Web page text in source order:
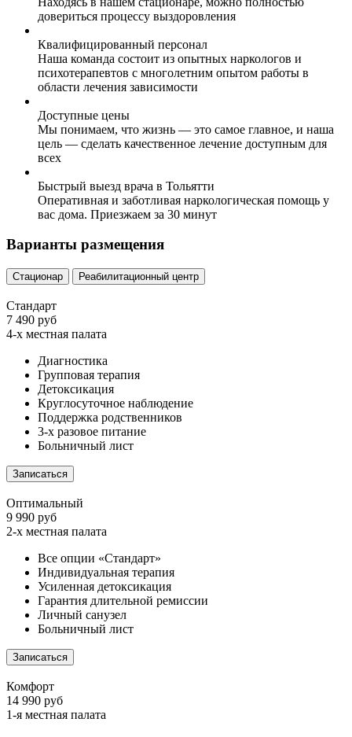
довериться процессу выздоровления
Квалифицированный персонал
Наша команда состоит из опытных наркологов и
психотерапевтов с многолетним опытом работы в
области лечения зависимости
Доступные цены
Мы понимаем, что жизнь — это самое главное, и наша
цель — сделать качественное лечение доступным для
всех
Быстрый выезд врача в Тольятти
Оперативная и заботливая наркологическая помощь у
вас дома. Приезжаем за 30 минут
Варианты размещения
Стационар Реабилитационный центр
Стандарт
7 490 руб
4-х местная палата
Диагностика
Групповая терапия
Детоксикация
Круглосуточное наблюдение
Поддержка родственников
3-х разовое питание
Больничный лист
Записаться
Оптимальный
9 990 руб
2-х местная палата
Все опции «Стандарт»
Индивидуальная терапия
Усиленная детоксикация
Гарантия длительной ремиссии
Личный санузел
Больничный лист
Записаться
Комфорт
14 990 руб
1-я местная палата